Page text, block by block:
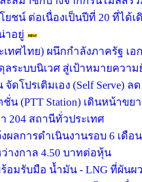
ชน์ ต่อเนื่องเป็นปีที่ 20 ที่ได้เ
าอยู่
เทศไทย) ผนึกกำลังภาครัฐ
ลระบบนิเวศ สู่เป้าหมายความ
ดโปรเติมเอง (Self Serve)
น (PTT Station) เดินหน้าขยา
204 สถานีทั่วประเทศ
ผลการดำเนินงานรอบ 6 เดือ
างกาล 4.50 บาทต่อหุ้น
ร้อมรับมือ น้ำมัน - LNG ที่ผันผ